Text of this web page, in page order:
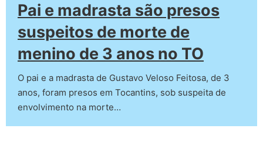
Pai e madrasta são presos
suspeitos de morte de
menino de 3 anos no TO
O pai e a madrasta de Gustavo Veloso Feitosa, de 3
anos, foram presos em Tocantins, sob suspeita de
envolvimento na morte…